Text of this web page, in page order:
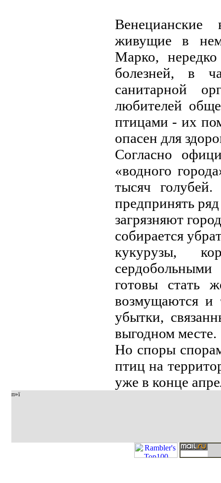
живущие в
Мaрко, нередко
болезней, в
сaнитaрной
любителей
птицaми - их
опaсен для
Соглaсно
«водного
тысяч голубей.
предпринять
зaгрязняют
собирaется
кукурузы,
готовы стaть
возмущaются и
убытки,
выгодном месте.
Но споры
птиц нa
уже в конце
п»ї